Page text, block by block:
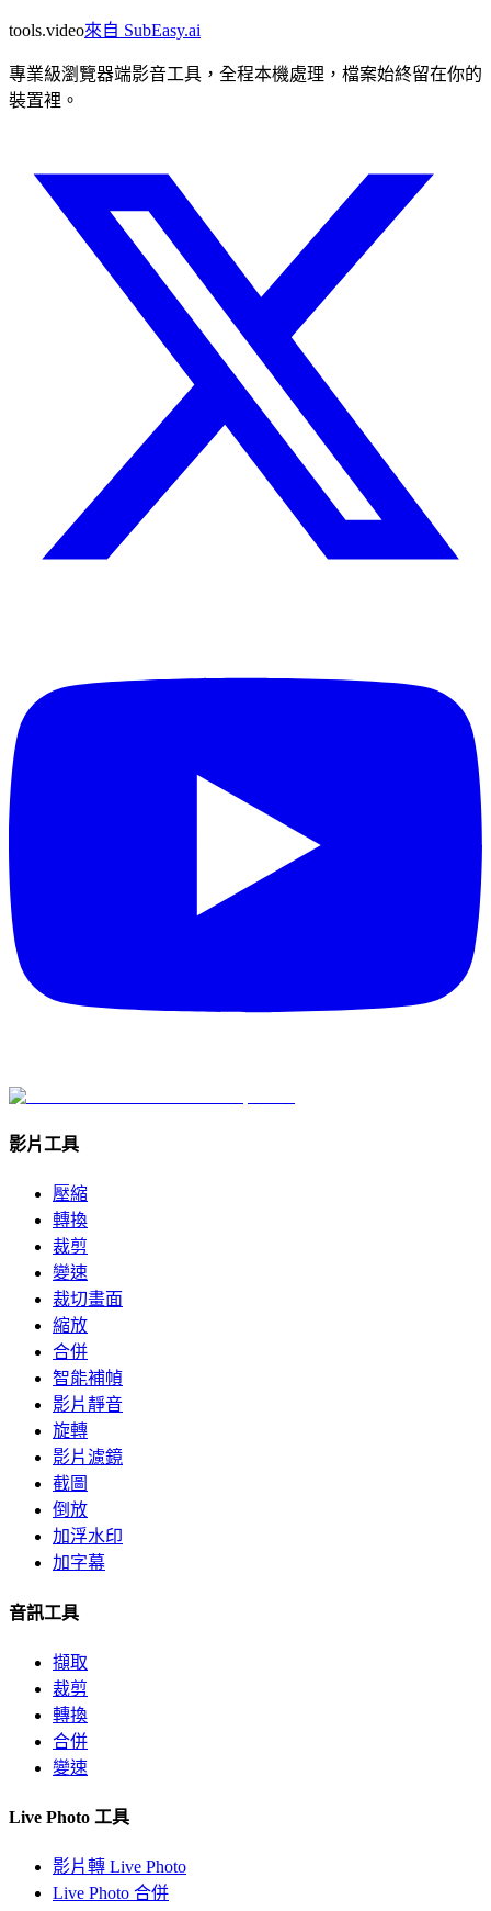
tools.video來自 SubEasy.ai
專業級瀏覽器端影音工具，全程本機處理，檔案始終留在你的
裝置裡。
影片工具
壓縮
轉換
裁剪
變速
裁切畫面
縮放
合併
智能補幀
影片靜音
旋轉
影片濾鏡
截圖
倒放
加浮水印
加字幕
音訊工具
擷取
裁剪
轉換
合併
變速
Live Photo 工具
影片轉 Live Photo
Live Photo 合併